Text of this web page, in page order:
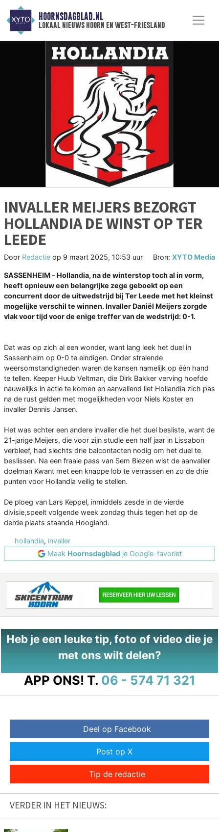
HOORNSDAGBLAD.NL
lokaal nieuws hoorn en west-friesland
INVALLER MEIJERS BEZORGT
HOLLANDIA DE WINST OP TER
LEEDE
Door Redactie op 9 maart 2025, 10:53 uur Bron: XYTO Media
SASSENHEIM - Hollandia, na de winterstop toch al in vorm,
heeft opnieuw een belangrijke zege geboekt op een
concurrent door de uitwedstrijd bij Ter Leede met het kleinst
mogelijke verschil te winnen. Invaller Daniël Meijers zorgde
vlak voor tijd voor de enige treffer van de wedstrijd: 0-1.
Dat was op zich al een wonder, want lang leek het duel in
Sassenheim op 0-0 te eindigen. Onder stralende
weersomstandigheden waren de kansen namelijk op één hand
te tellen. Keeper Huub Veltman, die Dirk Bakker verving hoefde
nauwelijks in actie te komen en aanvallend liet Hollandia zich pas
na de rust gelden met mogelijkheden voor Niels Koster en
invaller Dennis Jansen.
Het was echter een andere invaller die het duel besliste, want de
21-jarige Meijers, die voor zijn studie een half jaar in Lissabon
verbleef, had slechts drie balcontacten nodig om het duel te
beslissen. Na een fraaie pass van Sem Biezen wist de aanvaller
doelman Kwant met een knappe lob te verrassen en zo de drie
punten voor Hollandia veilig te stellen.
De ploeg van Lars Keppel, inmiddels zesde in de vierde
divisie,speelt volgende week zondag thuis tegen het op de
derde plaats staande Hoogland.
hollandia, invaller
Maak Hoornsdagbladje Google-favoriet
Heb je een leuke tip, foto of video die je
met ons wilt delen?
APP ONS! T. 06 - 574 71 321
Deel op Facebook
Post op X
Tip de redactie
VERDER IN HET NIEUWS: